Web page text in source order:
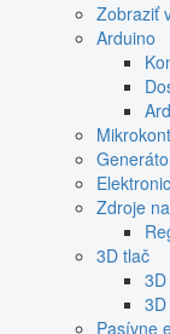
Zobraziť
Arduino
Zdroje
3D tlač
Pasívne